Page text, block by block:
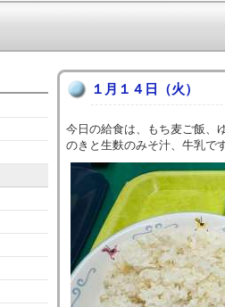
１月１４日（火）
今日の給食は、もち麦ご飯、
のきと生麩のみそ汁、牛乳で